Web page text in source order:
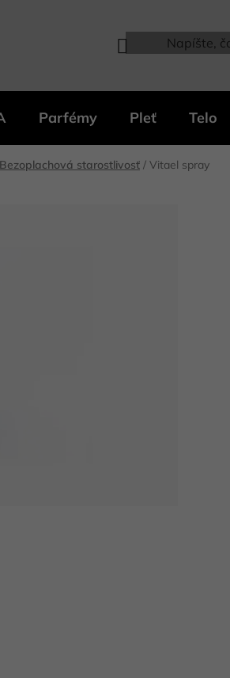
Parfémy Pleť Telo
Bezoplachová starostlivosť / Vitael spray